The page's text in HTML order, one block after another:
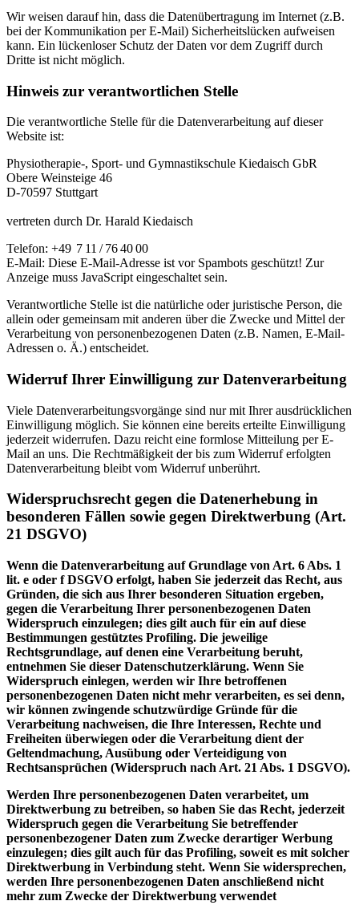
Wir weisen darauf hin, dass die Datenübertragung im Internet (z.B.
bei der Kommunikation per E-Mail) Sicherheitslücken aufweisen
kann. Ein lückenloser Schutz der Daten vor dem Zugriff durch
Dritte ist nicht möglich.
Hinweis zur verantwortlichen Stelle
Die verantwortliche Stelle für die Datenverarbeitung auf dieser
Website ist:
Physiotherapie-, Sport- und Gymnastikschule Kiedaisch GbR
Obere Weinsteige 46
D-70597 Stuttgart
vertreten durch Dr. Harald Kiedaisch
Telefon: +49 7 11 / 76 40 00
E-Mail: Diese E-Mail-Adresse ist vor Spambots geschützt! Zur
Anzeige muss JavaScript eingeschaltet sein.
Verantwortliche Stelle ist die natürliche oder juristische Person, die
allein oder gemeinsam mit anderen über die Zwecke und Mittel der
Verarbeitung von personenbezogenen Daten (z.B. Namen, E-Mail-
Adressen o. Ä.) entscheidet.
Widerruf Ihrer Einwilligung zur Datenverarbeitung
Viele Datenverarbeitungsvorgänge sind nur mit Ihrer ausdrücklichen
Einwilligung möglich. Sie können eine bereits erteilte Einwilligung
jederzeit widerrufen. Dazu reicht eine formlose Mitteilung per E-
Mail an uns. Die Rechtmäßigkeit der bis zum Widerruf erfolgten
Datenverarbeitung bleibt vom Widerruf unberührt.
Widerspruchsrecht gegen die Datenerhebung in
besonderen Fällen sowie gegen Direktwerbung (Art.
21 DSGVO)
Wenn die Datenverarbeitung auf Grundlage von Art. 6 Abs. 1
lit. e oder f DSGVO erfolgt, haben Sie jederzeit das Recht, aus
Gründen, die sich aus Ihrer besonderen Situation ergeben,
gegen die Verarbeitung Ihrer personenbezogenen Daten
Widerspruch einzulegen; dies gilt auch für ein auf diese
Bestimmungen gestütztes Profiling. Die jeweilige
Rechtsgrundlage, auf denen eine Verarbeitung beruht,
entnehmen Sie dieser Datenschutzerklärung. Wenn Sie
Widerspruch einlegen, werden wir Ihre betroffenen
personenbezogenen Daten nicht mehr verarbeiten, es sei denn,
wir können zwingende schutzwürdige Gründe für die
Verarbeitung nachweisen, die Ihre Interessen, Rechte und
Freiheiten überwiegen oder die Verarbeitung dient der
Geltendmachung, Ausübung oder Verteidigung von
Rechtsansprüchen (Widerspruch nach Art. 21 Abs. 1 DSGVO).
Werden Ihre personenbezogenen Daten verarbeitet, um
Direktwerbung zu betreiben, so haben Sie das Recht, jederzeit
Widerspruch gegen die Verarbeitung Sie betreffender
personenbezogener Daten zum Zwecke derartiger Werbung
einzulegen; dies gilt auch für das Profiling, soweit es mit solcher
Direktwerbung in Verbindung steht. Wenn Sie widersprechen,
werden Ihre personenbezogenen Daten anschließend nicht
mehr zum Zwecke der Direktwerbung verwendet